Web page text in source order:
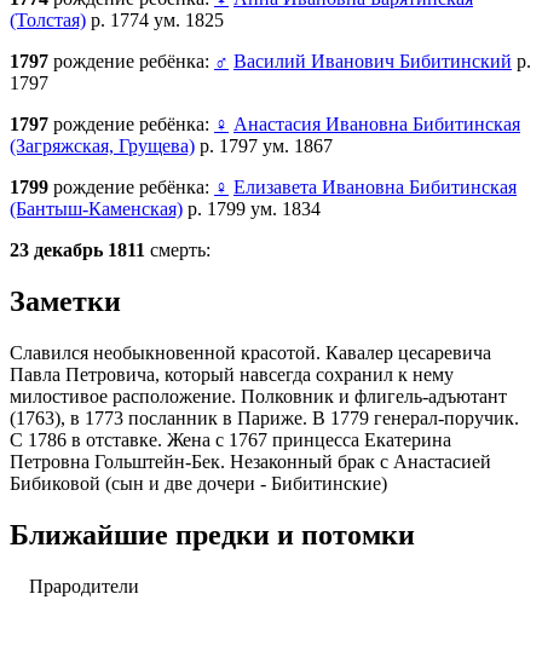
(Толстая) р. 1774 ум. 1825
1797 рождение ребёнка: ♂ Василий Иванович Бибитинский р.
1797
1797 рождение ребёнка: ♀ Анастасия Ивановна Бибитинская
(Загряжская, Грущева) р. 1797 ум. 1867
1799 рождение ребёнка: ♀ Елизавета Ивановна Бибитинская
(Бантыш-Каменская) р. 1799 ум. 1834
23 декабрь 1811 смерть:
Заметки
Славился необыкновенной красотой. Кавалер цесаревича
Павла Петровича, который навсегда сохранил к нему
милостивое расположение. Полковник и флигель-адъютант
(1763), в 1773 посланник в Париже. В 1779 генерал-поручик.
С 1786 в отставке. Жена с 1767 принцесса Екатерина
Петровна Гольштейн-Бек. Незаконный брак с Анастасией
Бибиковой (сын и две дочери - Бибитинские)
Ближайшие предки и потомки
Прародители